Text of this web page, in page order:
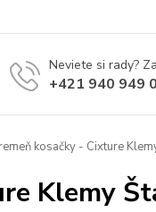
Neviete si rady?
+421 940 949
kosačky - Cixture
Klemy